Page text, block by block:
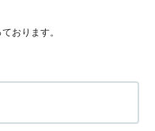
おります。